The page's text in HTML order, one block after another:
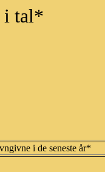
i tal*
i de seneste år*